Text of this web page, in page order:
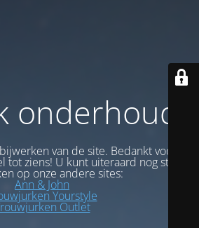
onderhoud
van de site. Bedankt voor uw
ziens! U kunt uiteraard nog steeds
op onze andere sites:
Ann & John
Yourstyle
Outlet